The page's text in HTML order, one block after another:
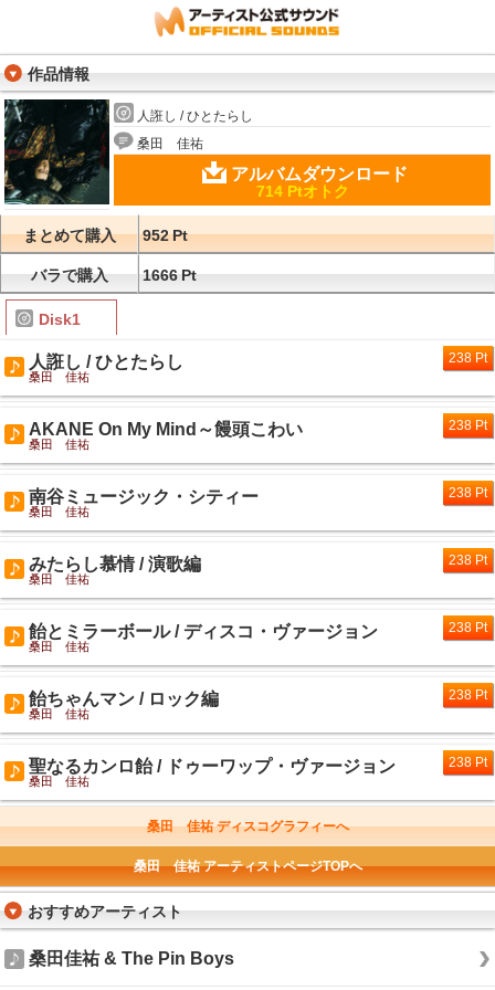
作品情報
人誑し / ひとたらし
桑田 佳祐
アルバムダウンロード
714 Ptオトク
まとめて購入 952Pt
バラで購入 1666Pt
Disk1
人誑し / ひとたらし
桑田 佳祐
238 Pt
AKANE On My Mind～饅頭こわい
桑田 佳祐
238 Pt
南谷ミュージック・シティー
桑田 佳祐
238 Pt
みたらし慕情 / 演歌編
桑田 佳祐
238 Pt
飴とミラーボール / ディスコ・ヴァージョン
桑田 佳祐
238 Pt
飴ちゃんマン / ロック編
桑田 佳祐
238 Pt
聖なるカンロ飴 / ドゥーワップ・ヴァージョン
桑田 佳祐
238 Pt
桑田 佳祐 ディスコグラフィーへ
桑田 佳祐 アーティストページTOPへ
おすすめアーティスト
桑田佳祐 & The Pin Boys